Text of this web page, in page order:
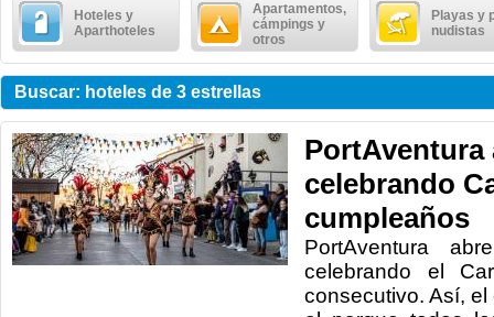
Hoteles y
Aparthoteles
Apartamentos,
cámpings y
otros
Playas y
nudistas
Buscar: hoteles de 3 estrellas
PortAventura
celebrando
cumpleaños
PortAventura
celebrando el
consecutivo. Así,